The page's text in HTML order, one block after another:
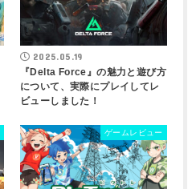
2025.05.19
『Delta Force』の魅力と遊び方
について、実際にプレイしてレ
ビューしました！
ゲームレビュー